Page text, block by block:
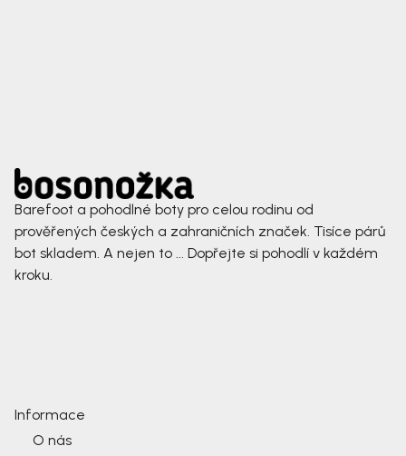
Barefoot a pohodlné boty pro celou rodinu od
prověřených českých a zahraničních značek. Tisíce párů
bot skladem. A nejen to ... Dopřejte si pohodlí v každém
kroku.
Informace
O nás